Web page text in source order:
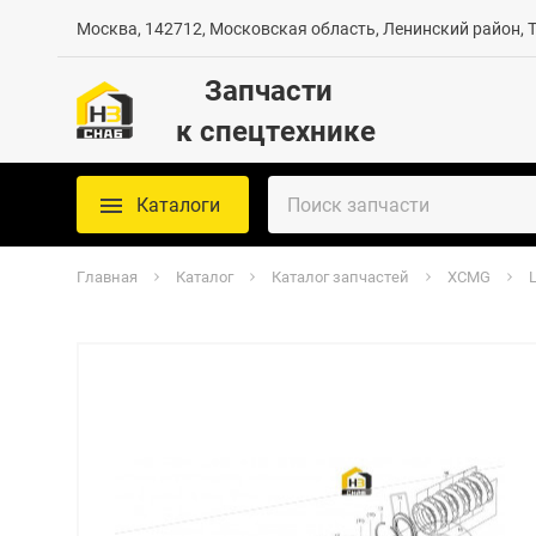
Москва, 142712, Московская область, Ленинский район,
Запчасти
к спецтехнике
Каталоги
Главная Каталог Каталог запчастей XCMG